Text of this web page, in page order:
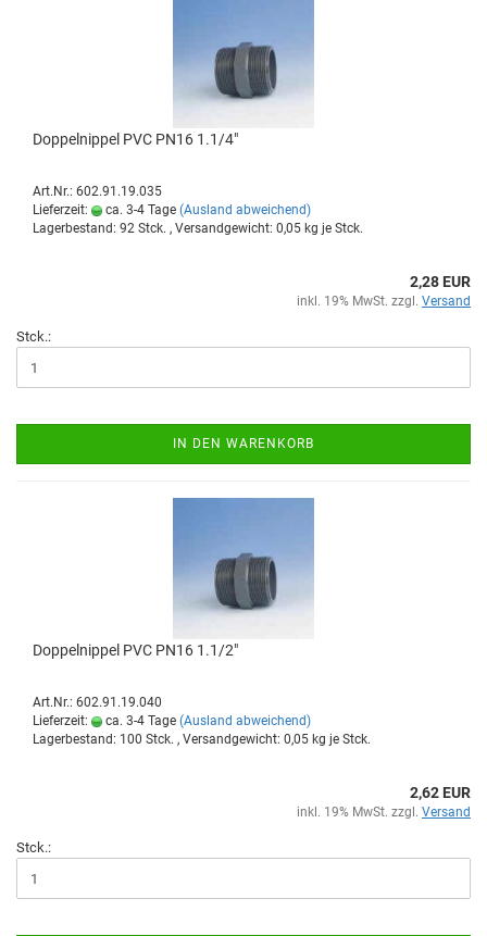
Dop­pel­nip­pel PVC PN16 1.1/4"
Art.Nr.: 602.91.19.035
Lieferzeit:
ca. 3-4 Tage (Ausland abweichend)
Lagerbestand: 92 Stck. , Versandgewicht: 0,05 kg je Stck.
2,28 EUR
inkl. 19% MwSt. zzgl. Versand
Stck.:
IN DEN WARENKORB
Dop­pel­nip­pel PVC PN16 1.1/2"
Art.Nr.: 602.91.19.040
Lieferzeit:
ca. 3-4 Tage (Ausland abweichend)
Lagerbestand: 100 Stck. , Versandgewicht: 0,05 kg je Stck.
2,62 EUR
inkl. 19% MwSt. zzgl. Versand
Stck.: